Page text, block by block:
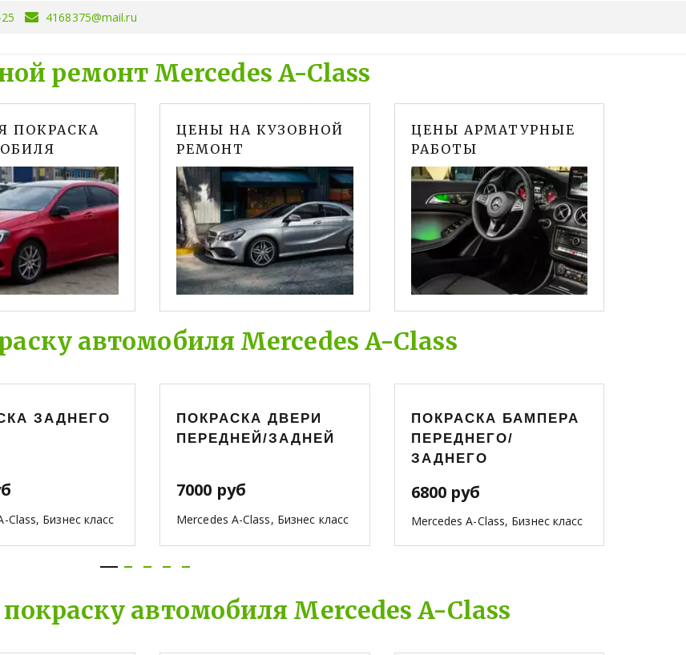
4168375@mail.ru
ремонт Mercedes A-Class
ПОКРАСКА
ЦЕНЫ НА КУЗОВНОЙ
РЕМОНТ
ЦЕНЫ АРМАТУРНЫЕ
РАБОТЫ
автомобиля Mercedes A-Class
ЗАДНЕГО
Class, Бизнес класс
ПОКРАСКА ДВЕРИ
ПЕРЕДНЕЙ/ЗАДНЕЙ
7000 руб
Mercedes A-Class, Бизнес класс
ПОКРАСКА БАМПЕРА
ПЕРЕДНЕГО/
ЗАДНЕГО
6800 руб
Mercedes A-Class, Бизнес класс
автомобиля Mercedes A-Class